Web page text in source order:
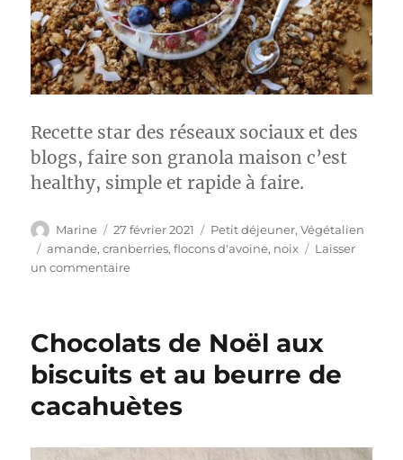
Recette star des réseaux sociaux et des
blogs, faire son granola maison c’est
healthy, simple et rapide à faire.
Auteur
Marine
Publié
le
27 février 2021 Catégories
Petit déjeuner,Végétalien
Étiquettes
amande,cranberries,flocons d'avoine, noix
Laisser
un commentairesur
Chocolats de Noël aux
biscuits et au beurre de
cacahuètes